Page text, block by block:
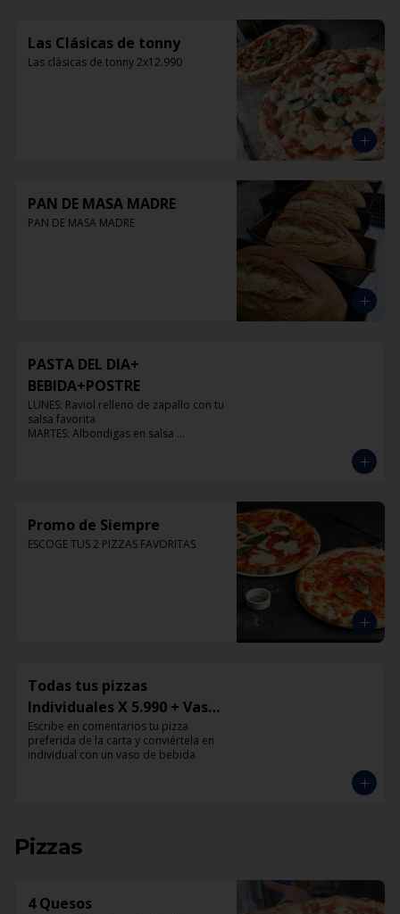
Las Clásicas de tonny
Las clásicas de tonny 2x12.990
PAN DE MASA MADRE
PAN DE MASA MADRE
PASTA DEL DIA+
BEBIDA+POSTRE
LUNES: Raviol relleno de zapallo con tu
salsa favorita
MARTES: Albondigas en salsa
VIERNES: Raviol cabra con tu salsa
favorita
Promo de Siempre
ESCOGE TUS 2 PIZZAS FAVORITAS
Todas tus pizzas
Individuales X 5.990 + Vaso
de Bebida Grande
Escribe en comentarios tu pizza
preferida de la carta y conviértela en
individual con un vaso de bebida
Pizzas
4 Quesos